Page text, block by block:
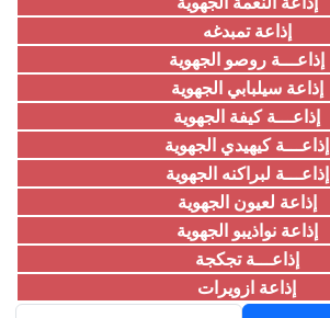
إذاعة تمبدغه
إذاعـــة روصو الجهوية
إذاعة سيلبابي الجهوية
إذاعـــة كيفة الجهوية
إذاعـــة كيهيدي الجهوية
إذاعـــة لبراكنه الجهوية
إذاعة لعيون الجهوية
إذاعة نواذيبو الجهوية
إذاعـــة تجكجة
إذاعة ازويرات